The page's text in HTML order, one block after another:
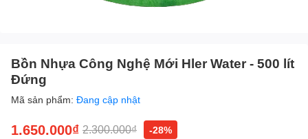
Bồn Nhựa Công Nghệ Mới Hler Water - 500 lít
Đứng
Mã sản phẩm: Đang cập nhật
1.650.000₫ 2.300.000₫
-28%